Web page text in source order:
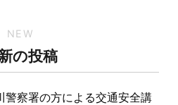
NEW
の投稿
警察署の方による交通安全講